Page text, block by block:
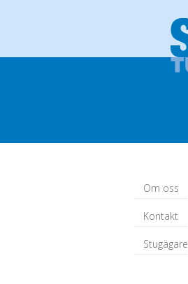
Om oss
Kontakt
Stugägare